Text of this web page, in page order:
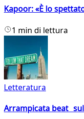
Kapoor: «È lo
1 min di lettura
Letteratura
Arrampicata beat